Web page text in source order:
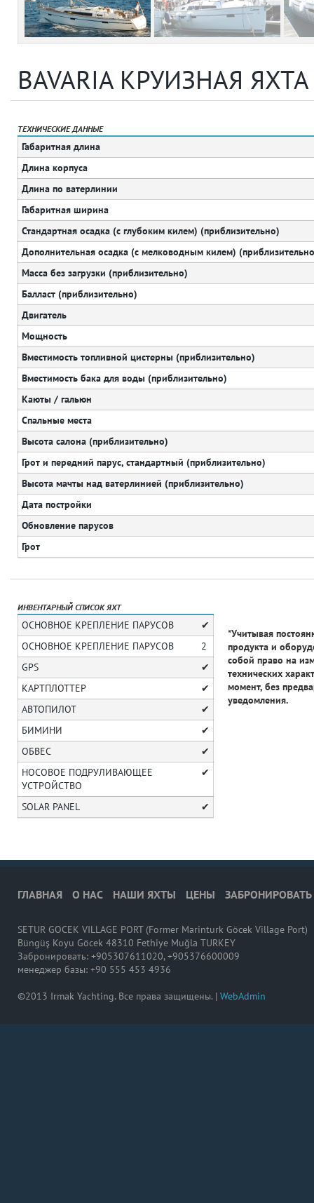
BAVARIA КРУИЗНАЯ
ТЕХНИЧЕСКИЕ ДАННЫЕ
Габаритная длина
Длина корпуса
Длина по ватерлинии
Габаритная ширина
Стандартная осадка (с глубоким килем) (приблизительно)
Дополнительная осадка (с мелководным килем)
Масса без загрузки (приблизительно)
Балласт (приблизительно)
Двигатель
Мощность
Вместимость топливной цистерны (приблизительно)
Вместимость бака для воды (приблизительно)
Каюты / гальюн
Спальные места
Высота салона (приблизительно)
Грот и передний парус, стандартный (приблизительно)
Высота мачты над ватерлинией (приблизительно)
Дата постройки
Обновление парусов
Грот
ИНВЕНТАРНЫЙ СПИСОК ЯХТ
ОСНОВНОЕ КРЕПЛЕНИЕ ПАРУСОВ
✔
ОСНОВНОЕ КРЕПЛЕНИЕ ПАРУСОВ
2
GPS
✔
КАРТПЛОТТЕР
✔
АВТОПИЛОТ
✔
БИМИНИ
✔
ОБВЕС
✔
НОСОВОЕ ПОДРУЛИВАЮЩЕЕ
УСТРОЙСТВО
✔
SOLAR PANEL ✔
*Учитывая
продукта и
собой право на
технических
момент, без
уведомления.
ГЛАВНАЯ О НАС НАШИ ЯХТЫ ЦЕНЫ ЗАБРОНИРОВАТЬ
SETUR GOCEK VILLAGE PORT (Former Marinturk Göcek Village Port)
Büngüş Koyu Göcek 48310 Fethiye Muğla TURKEY
Забронировать: +905307611020, +905376600009
менеджер базы: +90 555 453 4936
©2013 Irmak Yachting. Все права защищены. | WebAdmin